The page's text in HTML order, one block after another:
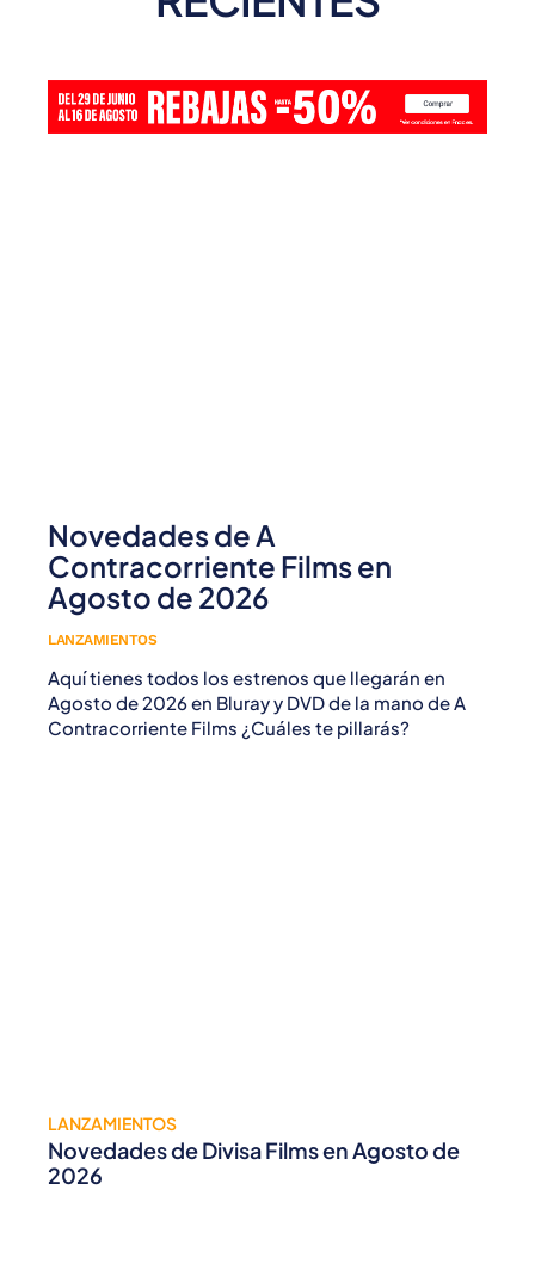
Novedades de A
Contracorriente Films en
Agosto de 2026
LANZAMIENTOS
Aquí tienes todos los estrenos que llegarán en
Agosto de 2026 en Bluray y DVD de la mano de A
Contracorriente Films ¿Cuáles te pillarás?
LANZAMIENTOS
Novedades de Divisa Films en Agosto de
2026